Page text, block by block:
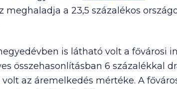
a 23,5 százalékos
is látható volt a fővárosi
összehasonlításban 6 százalékkal
az áremelkedés mértéke. A